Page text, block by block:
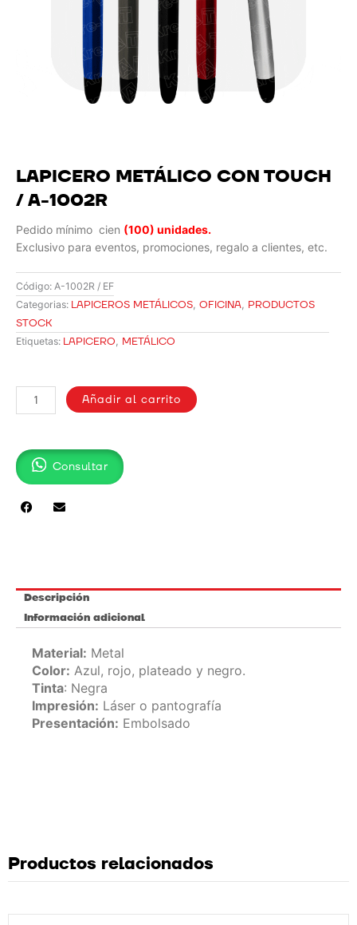
LAPICERO METÁLICO CON TOUCH
/ A-1002R
Pedido mínimo cien (100) unidades.
Exclusivo para eventos, promociones, regalo a clientes, etc.
Código: A-1002R / EF
Categorias: LAPICEROS METÁLICOS, OFICINA, PRODUCTOS
STOCK
Etiquetas: LAPICERO, METÁLICO
METÁLICO
CON
/
A-
1002R
cantidad
Añadir al carrito
Consultar
Descripción
Información adicional
Material: Metal
Color: Azul, rojo, plateado y negro.
Tinta: Negra
Impresión: Láser o pantografía
Presentación: Embolsado
Productos relacionados